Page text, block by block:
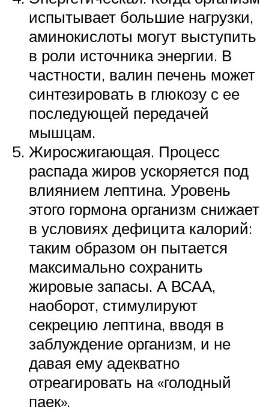
испытывает большие нагрузки,
аминокислоты могут выступить
в роли источника энергии. В
частности, валин печень может
синтезировать в глюкозу с ее
последующей передачей
мышцам.
Жиросжигающая. Процесс
распада жиров ускоряется под
влиянием лептина. Уровень
этого гормона организм снижает
в условиях дефицита калорий:
таким образом он пытается
максимально сохранить
жировые запасы. А ВСАА,
наоборот, стимулируют
секрецию лептина, вводя в
заблуждение организм, и не
давая ему адекватно
отреагировать на «голодный
паек».